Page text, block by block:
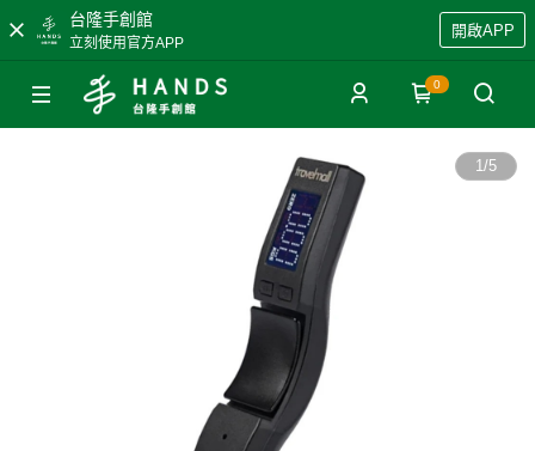
台隆手創館
立刻使用官方APP
開啟APP
0
1/5